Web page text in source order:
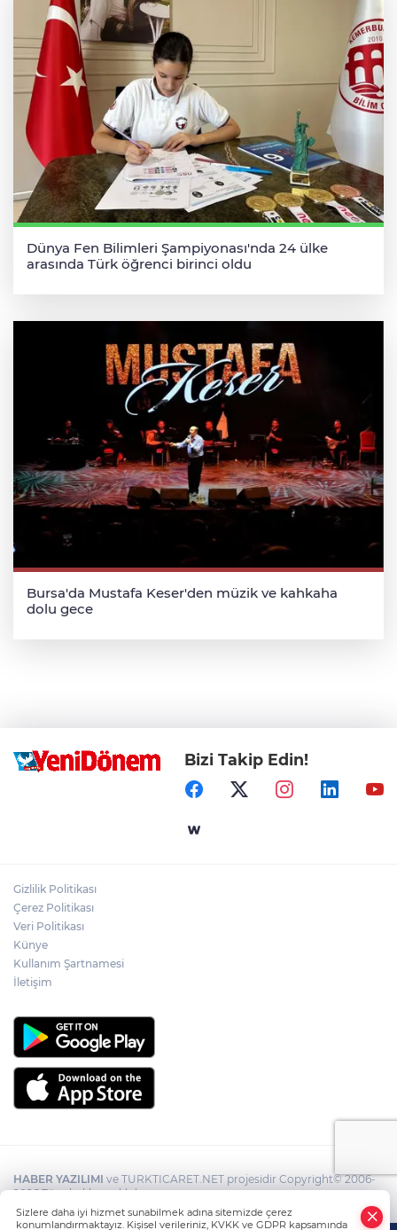
Dünya Fen Bilimleri Şampiyonası'nda 24 ülke
arasında Türk öğrenci birinci oldu
Bursa'da Mustafa Keser'den müzik ve kahkaha
dolu gece
Bizi Takip Edin!
Gizlilik Politikası
Çerez Politikası
Veri Politikası
Künye
Kullanım Şartnamesi
İletişim
HABER YAZILIMI ve TURKTICARET.NET projesidir Copyright© 2006-
2026 Tüm hakları saklıdır.
Sizlere daha iyi hizmet sunabilmek adına sitemizde çerez
konumlandırmaktayız. Kişisel verileriniz, KVKK ve GDPR kapsamında